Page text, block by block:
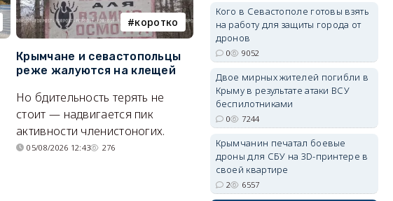
коротко
Крымчане и севастопольцы
реже жалуются на клещей
Но бдительность терять не
стоит — надвигается пик
активности членистоногих.
05/08/2026 12:43 276
Балаклава
В Севастополе утвердили
проект застройки центра
Балаклавы
Там появится туристический
квартал с отелями и
парковками.
05/08/2026 08:01 5620
Кого в Севастополе готовы взять
на работу для защиты города от
дронов
0 9052
Двое мирных жителей погибли в
Крыму в результате атаки ВСУ
беспилотниками
0 7244
Крымчанин печатал боевые
дроны для СБУ на 3D-принтере в
своей квартире
2 6557